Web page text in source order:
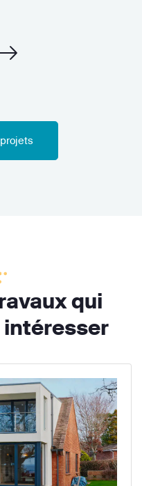
qui
intéresser